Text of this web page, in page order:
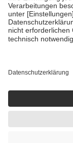
GKV getragen
• empfohlenen
• Harn- und
getroffen, um
https://
Einige Bilder und